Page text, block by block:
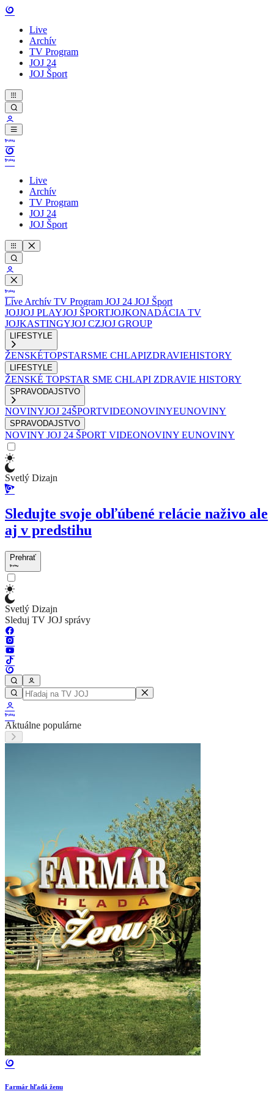
Live
Archív
TV Program
JOJ 24
JOJ Šport
Live
Archív
TV Program
JOJ 24
JOJ Šport
Live Archív TV Program JOJ 24 JOJ Šport
JOJJOJ PLAYJOJ ŠPORTJOJKONADÁCIA TV
JOJKASTINGYJOJ CZJOJ GROUP
LIFESTYLE
ŽENSKÉTOPSTARSME CHLAPIZDRAVIEHISTORY
LIFESTYLE
ŽENSKÉ TOPSTAR SME CHLAPI ZDRAVIE HISTORY
SPRAVODAJSTVO
NOVINYJOJ 24ŠPORTVIDEONOVINYEUNOVINY
SPRAVODAJSTVO
NOVINY JOJ 24 ŠPORT VIDEONOVINY EUNOVINY
Svetlý Dizajn
Sledujte svoje obľúbené relácie naživo ale
aj v predstihu
Prehrať
Svetlý Dizajn
Sleduj TV JOJ správy
Aktuálne populárne
Farmár hľadá ženu